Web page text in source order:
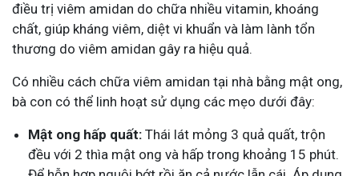
điều trị viêm amidan do chữa nhiều vitamin, khoáng
chất, giúp kháng viêm, diệt vi khuẩn và làm lành tổn
thương do viêm amidan gây ra hiệu quả.
Có nhiều cách chữa viêm amidan tại nhà bằng mật ong,
bà con có thể linh hoạt sử dụng các mẹo dưới đây:
Mật ong hấp quất: Thái lát mỏng 3 quả quất, trộn
đều với 2 thìa mật ong và hấp trong khoảng 15 phút.